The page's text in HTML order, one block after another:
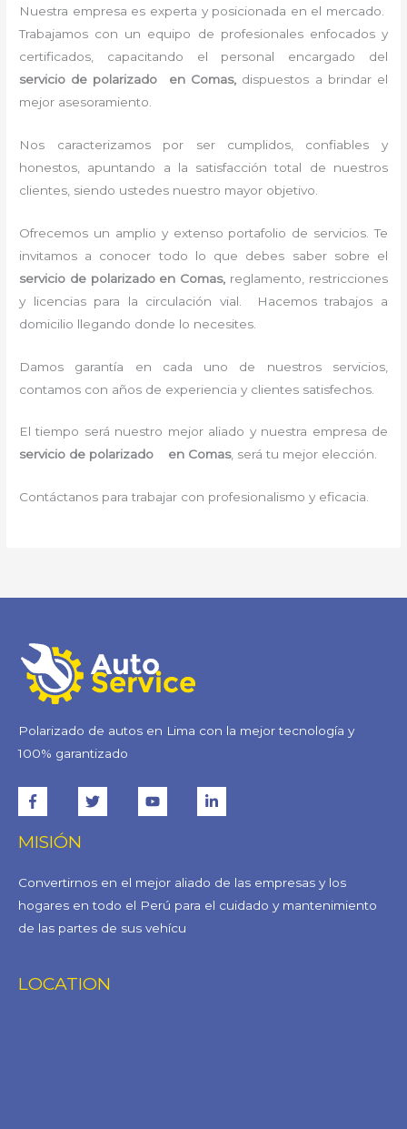
Nuestra empresa es experta y posicionada en el mercado.
Trabajamos con un equipo de profesionales enfocados y
certificados, capacitando el personal encargado del
servicio de polarizado en Comas, dispuestos a brindar el
mejor asesoramiento.
Nos caracterizamos por ser cumplidos, confiables y
honestos, apuntando a la satisfacción total de nuestros
clientes, siendo ustedes nuestro mayor objetivo.
Ofrecemos un amplio y extenso portafolio de servicios. Te
invitamos a conocer todo lo que debes saber sobre el
servicio de polarizado en Comas, reglamento, restricciones
y licencias para la circulación vial. Hacemos trabajos a
domicilio llegando donde lo necesites.
Damos garantía en cada uno de nuestros servicios,
contamos con años de experiencia y clientes satisfechos.
El tiempo será nuestro mejor aliado y nuestra empresa de
servicio de polarizado en Comas, será tu mejor elección.
Contáctanos para trabajar con profesionalismo y eficacia.
Polarizado de autos en Lima con la mejor tecnología y
100% garantizado
MISIÓN
Convertirnos en el mejor aliado de las empresas y los
hogares en todo el Perú para el cuidado y mantenimiento
de las partes de sus vehícu
LOCATION